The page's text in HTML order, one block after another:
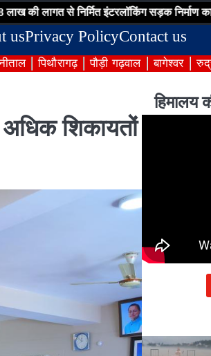
निर्मित इंटरलॉकिंग सड़क निर्माण का शुभारंभ
usPrivacy PolicyContact us
पिथौरागढ़ पौड़ी गढ़वाल बागेश्वर
अधिक शिकायतों
हिमालय